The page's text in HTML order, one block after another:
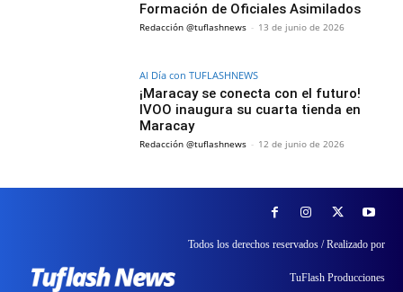
Formación de Oficiales Asimilados
Redacción @tuflashnews - 13 de junio de 2026
Al Día con TUFLASHNEWS
¡Maracay se conecta con el futuro!
IVOO inaugura su cuarta tienda en
Maracay
Redacción @tuflashnews - 12 de junio de 2026
Todos los derechos reservados / Realizado por
TuFlash Producciones